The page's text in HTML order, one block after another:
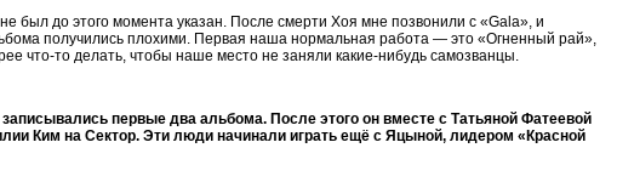
был до этого момента указан. После смерти Хоя мне позвонили с «Gala», и
получились плохими. Первая наша нормальная работа — это «Огненный рай»,
что-то делать, чтобы наше место не заняли какие-нибудь самозванцы.
первые два альбома. После этого он вместе с Татьяной Фатеевой
Ким на Сектор. Эти люди начинали играть ещё с Яцыной, лидером «Красной